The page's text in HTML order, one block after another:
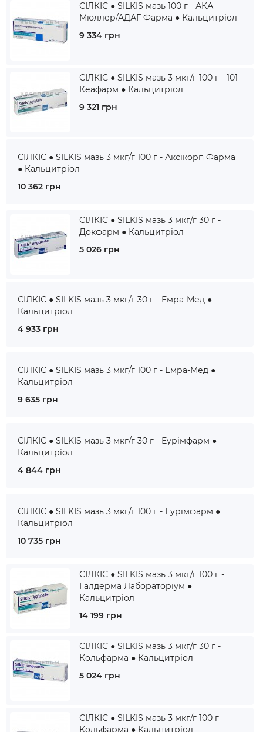
СІЛКІС ● SILKIS мазь 100 г - АКА
Мюллер/АДАГ Фарма ● Кальцитріол
9 334 грн
СІЛКІС ● SILKIS мазь 3 мкг/г 100 г - 101
Кеафарм ● Кальцитріол
9 321 грн
СІЛКІС ● SILKIS мазь 3 мкг/г 100 г - Аксікорп Фарма
● Кальцитріол
10 362 грн
СІЛКІС ● SILKIS мазь 3 мкг/г 30 г -
Докфарм ● Кальцитріол
5 026 грн
СІЛКІС ● SILKIS мазь 3 мкг/г 30 г - Емра-Мед ●
Кальцитріол
4 933 грн
СІЛКІС ● SILKIS мазь 3 мкг/г 100 г - Емра-Мед ●
Кальцитріол
9 635 грн
СІЛКІС ● SILKIS мазь 3 мкг/г 30 г - Еурімфарм ●
Кальцитріол
4 844 грн
СІЛКІС ● SILKIS мазь 3 мкг/г 100 г - Еурімфарм ●
Кальцитріол
10 735 грн
СІЛКІС ● SILKIS мазь 3 мкг/г 100 г -
Галдерма Лабораторіум ●
Кальцитріол
14 199 грн
СІЛКІС ● SILKIS мазь 3 мкг/г 30 г -
Кольфарма ● Кальцитріол
5 024 грн
СІЛКІС ● SILKIS мазь 3 мкг/г 100 г -
Кольфарма ● Кальцитріол